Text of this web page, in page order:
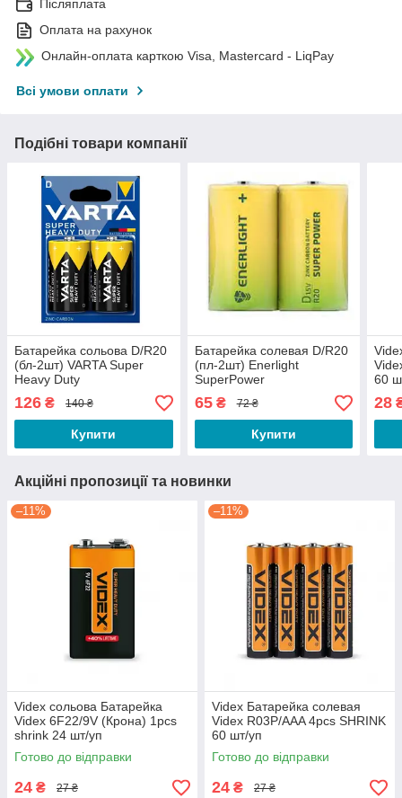
Післяплата
Оплата на рахунок
Онлайн-оплата карткою Visa, Mastercard - LiqPay
Всі умови оплати
Подібні товари компанії
Батарейка сольова D/R20
(бл-2шт) VARTA Super
Heavy Duty
126 ₴ 140 ₴
Купити
Батарейка солевая D/R20
(пл-2шт) Enerlight
SuperPower
65₴ 72 ₴
Купити
60
28
Акційні пропозиції та новинки
–11%
Videx сольова Батарейка
Videx 6F22/9V (Крона) 1pcs
shrink 24 шт/уп
Готово до відправки
24 ₴ 27 ₴
–11%
Videx Батарейка солевая
Videx R03P/AAA 4pcs SHRINK
60 шт/уп
Готово до відправки
24 ₴ 27 ₴